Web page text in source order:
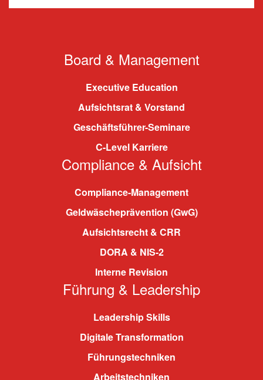
Board & Management
Executive Education
Aufsichtsrat & Vorstand
Geschäftsführer-Seminare
C-Level Karriere
Compliance & Aufsicht
Compliance-Management
Geldwäscheprävention (GwG)
Aufsichtsrecht & CRR
DORA & NIS-2
Interne Revision
Führung & Leadership
Leadership Skills
Digitale Transformation
Führungstechniken
Arbeitstechniken